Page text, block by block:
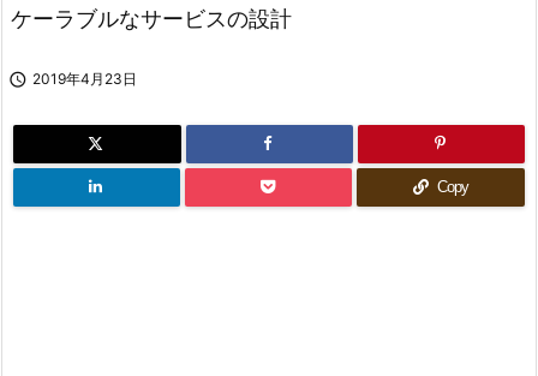
ケーラブルなサービスの設計
 2019年4月23日
Copy